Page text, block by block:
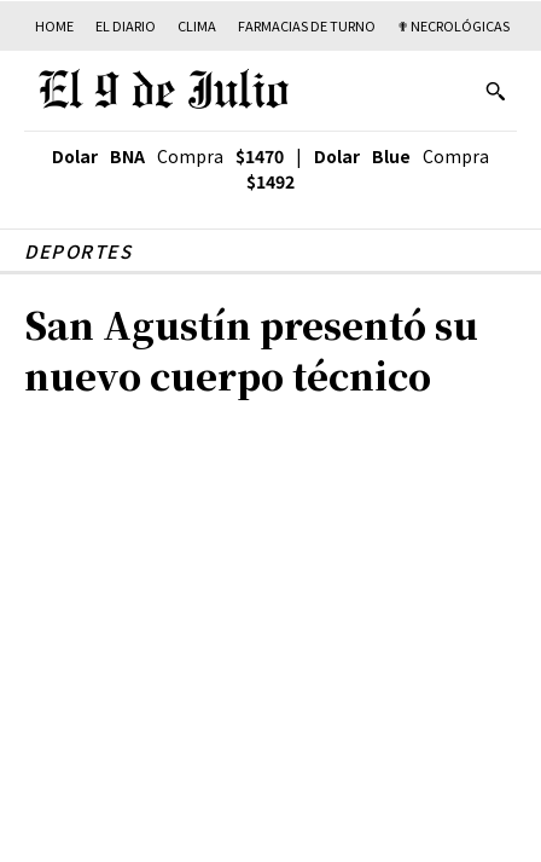
HOME EL DIARIO CLIMA FARMACIAS DE TURNO ✟ NECROLÓGICAS
Dolar BNA Compra $1470 | Dolar Blue Compra
$1492
DEPORTES
San Agustín presentó su
nuevo cuerpo técnico